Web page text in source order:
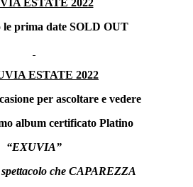
le prima date SOLD OUT
ESTATE 2022
per ascoltare e vedere
album certificato Platino
“EXUVIA”
spettacolo che CAPAREZZA